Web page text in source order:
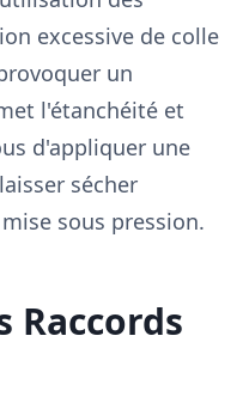
excessive de colle
un
l'étanchéité et
d'appliquer une
sécher
sous pression.